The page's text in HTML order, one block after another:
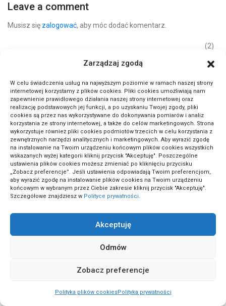
Zarządzaj zgodą
W celu świadczenia usług na najwyższym poziomie w ramach naszej strony
internetowej korzystamy z plików cookies. Pliki cookies umożliwiają nam
zapewnienie prawidłowego działania naszej strony internetowej oraz
realizację podstawowych jej funkcji, a po uzyskaniu Twojej zgody, pliki
cookies są przez nas wykorzystywane do dokonywania pomiarów i analiz
korzystania ze strony internetowej, a także do celów marketingowych. Strona
wykorzystuje również pliki cookies podmiotów trzecich w celu korzystania z
zewnętrznych narzędzi analitycznych i marketingowych. Aby wyrazić zgodę
na instalowanie na Twoim urządzeniu końcowym plików cookies wszystkich
wskazanych wyżej kategorii kliknij przycisk "Akceptuję". Poszczególne
ustawienia plików cookies możesz zmieniać po kliknięciu przycisku
„Zobacz preferencje”. Jeśli ustawienia odpowiadają Twoim preferencjom,
aby wyrazić zgodę na instalowanie plików cookies na Twoim urządzeniu
końcowym w wybranym przez Ciebie zakresie kliknij przycisk "Akceptuję".
Szczegółowe znajdziesz w Polityce prywatności.
Akceptuję
Odmów
Zobacz preferencje
Polityka plików cookiesPolityka prywatności
Leave a comment
Musisz się zalogować, aby móc dodać komentarz.
TECHNOLOGIA 0
39
iCal czy channel manager przy kilku
apartamentach
BIZNES I FINANSE 0
46
WooCommerce czy platforma abonamentowa
na start?
Diagnoza potrzeby rebrandingu przed zmianą
strony
(2)